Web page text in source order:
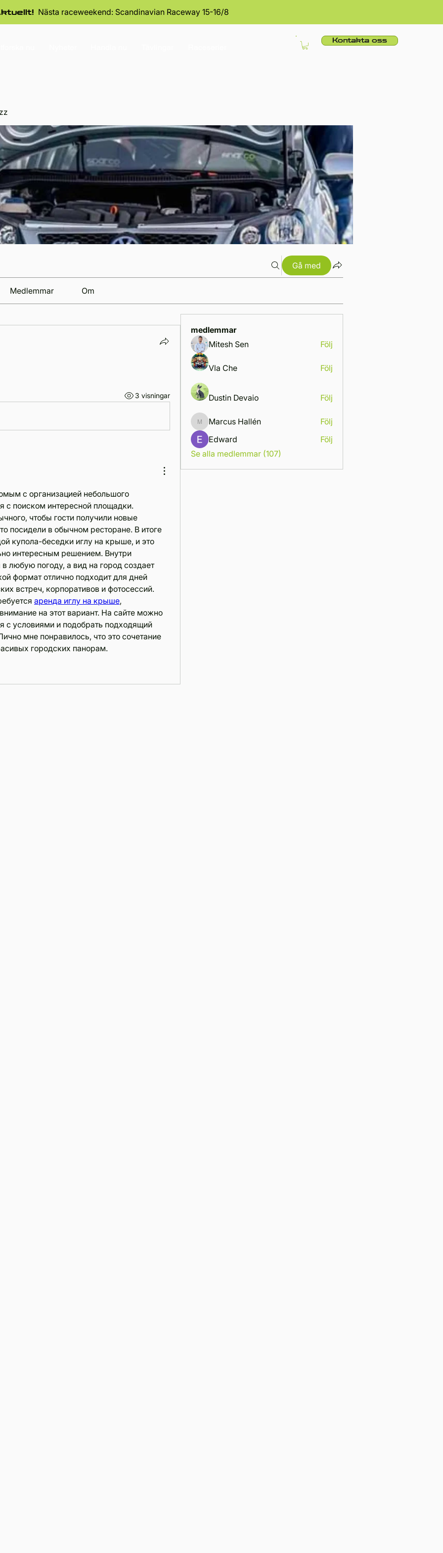
Nästa raceweekend: Scandinavian Raceway 15-16/8
Kontakta oss
Gå med
Medlemmar Om
3 visningar
с организацией небольшого
с поиском интересной площадки.
чтобы гости получили новые
посидели в обычном ресторане. В итоге
купола-беседки иглу на крыше, и это
интересным решением. Внутри
любую погоду, а вид на город создает
формат отлично подходит для дней
встреч, корпоративов и фотосессий.
аренда иглу на крыше,
на этот вариант. На сайте можно
с условиями и подобрать подходящий
мне понравилось, что это сочетание
городских панорам.
medlemmar
Mitesh Sen
Följ
Vla Che Följ
Dustin Devaio Följ
Marcus Hallén
Marcus Hallén
Följ
Edward
Följ
Se alla medlemmar (107)